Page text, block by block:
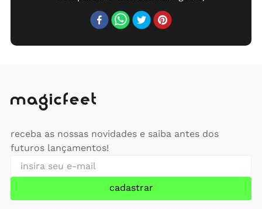
receba as nossas novidades e saiba antes dos
futuros lançamentos!
cadastrar